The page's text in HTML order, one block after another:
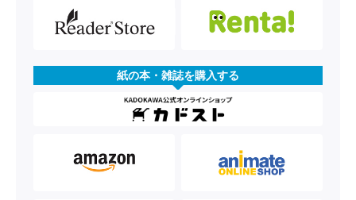
紙の本・雑誌を購入する